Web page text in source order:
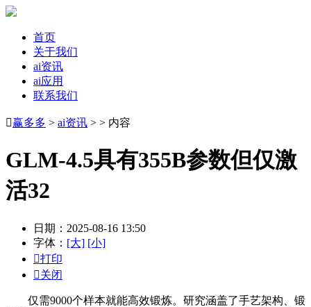
首页
关于我们
ai资讯
ai应用
联系我们
赢多多 > ai资讯 > > 内容
GLM-4.5具有355B参数但仅激
活32
日期：2025-08-16 13:50
字体： [大] [小]
打印
关闭
仅需9000个样本就能高效锻炼。研究涵盖了手艺架构、锻